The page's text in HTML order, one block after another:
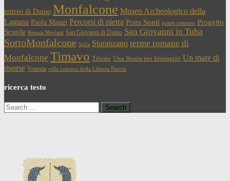
mitreo di Duino Monfalcone Museo Archeologico della
Laguna Paola Maggi Percorsi di pietra Pons Sonti ponte romano Progetto
Scuole Renata Merlatti San Giovanni di Duino San Giovanni in Tuba
SottoMonfalcone Soča Staranzano terme romane di
Monfalcone Timavo Trieste Una Storia per Immagini Un mare di
risorse Venezia villa romana della Liberta Peticia
ricerca testo
Search
for: